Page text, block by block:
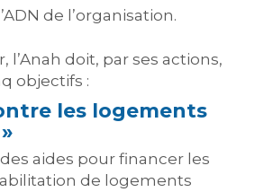
de l’organisation.
l’Anah doit, par ses actions,
objectifs :
les logements
aides pour financer les
de logements